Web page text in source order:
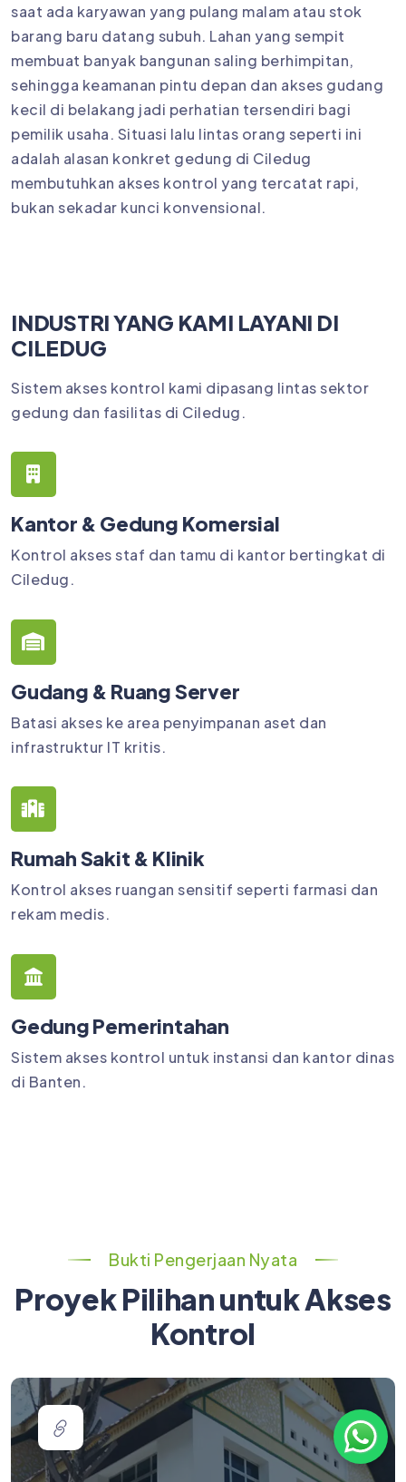
saat ada karyawan yang pulang malam atau stok
barang baru datang subuh. Lahan yang sempit
membuat banyak bangunan saling berhimpitan,
sehingga keamanan pintu depan dan akses gudang
kecil di belakang jadi perhatian tersendiri bagi
pemilik usaha. Situasi lalu lintas orang seperti ini
adalah alasan konkret gedung di Ciledug
membutuhkan akses kontrol yang tercatat rapi,
bukan sekadar kunci konvensional.
INDUSTRI YANG KAMI LAYANI DI
CILEDUG
Sistem akses kontrol kami dipasang lintas sektor
gedung dan fasilitas di Ciledug.
Kantor & Gedung Komersial
Kontrol akses staf dan tamu di kantor bertingkat di
Ciledug.
Gudang & Ruang Server
Batasi akses ke area penyimpanan aset dan
infrastruktur IT kritis.
Rumah Sakit & Klinik
Kontrol akses ruangan sensitif seperti farmasi dan
rekam medis.
Gedung Pemerintahan
Sistem akses kontrol untuk instansi dan kantor dinas
di Banten.
Bukti Pengerjaan Nyata
Proyek Pilihan untuk Akses
Kontrol